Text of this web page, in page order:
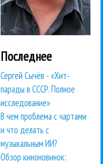
Последнее
Сергей Сычёв - «Хит-
парады в СССР. Полное
исследование»
В чем проблема с чартами
и что делать с
музыкальным ИИ?
Обзор киноновинок: